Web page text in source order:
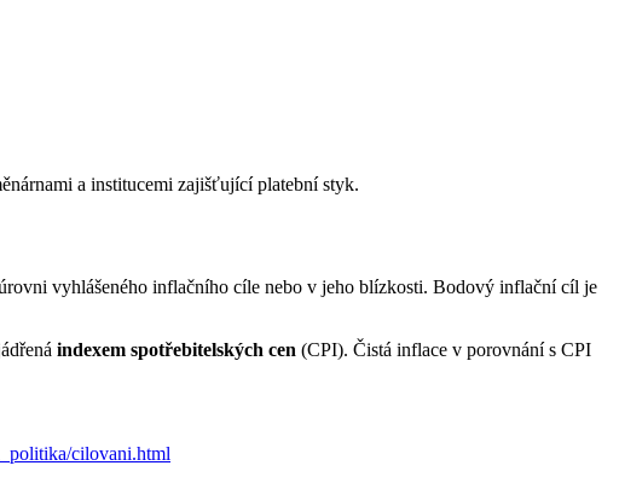
a institucemi zajišťující platební styk.
vyhlášeného inflačního cíle nebo v jeho blízkosti. Bodový inflační cíl je
indexem spotřebitelských cen (CPI). Čistá inflace v porovnání s CPI
cilovani.html